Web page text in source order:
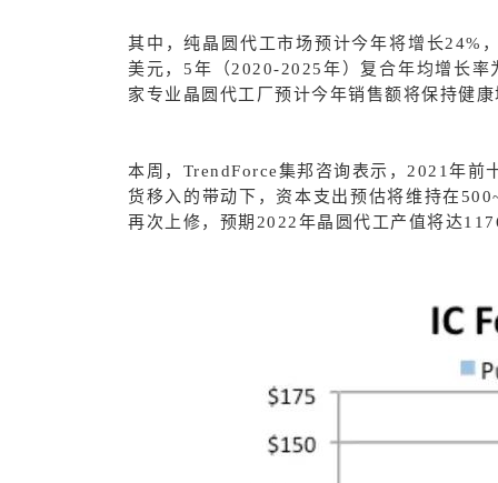
其中，纯晶圆代工市场预计今年将增长24%
美元，5年（2020-2025年）复合年均增长
家专业晶圆代工厂预计今年销售额将保持健
本周，TrendForce集邦咨询表示，2021年前
货移入的带动下，资本支出预估将维持在
再次上修，预期2022年晶圆代工产值将达